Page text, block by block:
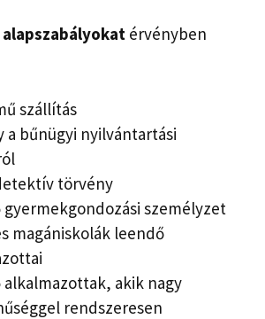
érvényben
szállítás
a bűnügyi nyilvántartási
törvény
gyermekgondozási személyzet
magániskolák leendő
alkalmazottak, akik nagy
rendszeresen